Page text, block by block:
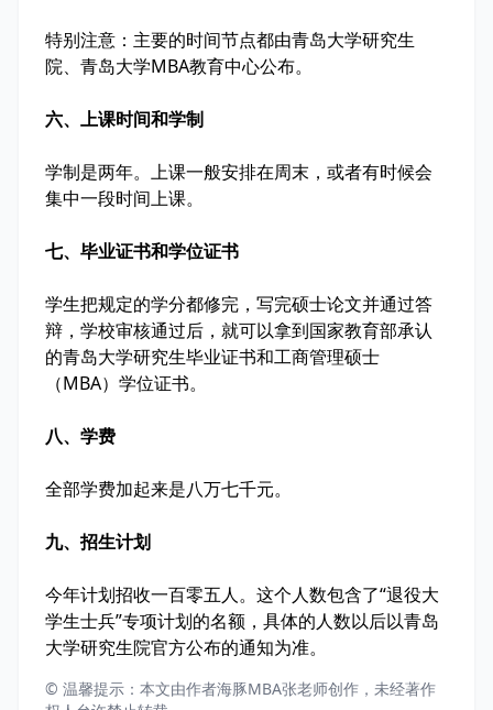
特别注意：主要的时间节点都由青岛大学研究生
院、青岛大学MBA教育中心公布。
六、上课时间和学制
学制是两年。上课一般安排在周末，或者有时候会
集中一段时间上课。
七、毕业证书和学位证书
学生把规定的学分都修完，写完硕士论文并通过答
辩，学校审核通过后，就可以拿到国家教育部承认
的青岛大学研究生毕业证书和工商管理硕士
（MBA）学位证书。
八、学费
全部学费加起来是八万七千元。
九、招生计划
今年计划招收一百零五人。这个人数包含了“退役大
学生士兵”专项计划的名额，具体的人数以后以青岛
大学研究生院官方公布的通知为准。
© 温馨提示：本文由作者海豚MBA张老师创作，未经著作